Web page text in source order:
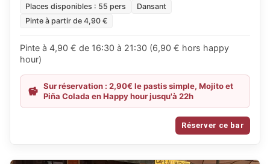
Places disponibles : 55 pers
Dansant
Pinte à partir de 4,90 €
Pinte à 4,90 € de 16:30 à 21:30 (6,90 € hors happy
hour)
Sur réservation : 2,90€ le pastis simple, Mojito et
Piña Colada en Happy hour jusqu'à 22h
Réserver ce bar